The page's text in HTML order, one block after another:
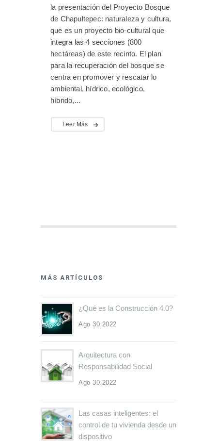
la presentación del Proyecto Bosque
de Chapultepec: naturaleza y cultura,
que es un proyecto bio-cultural que
integra las 4 secciones (800
hectáreas) de este recinto. El plan
para la recuperación del bosque se
centra en promover y rescatar lo
ambiental, hídrico, ecológico,
híbrido,...
Leer Más
MÁS ARTÍCULOS
¿Qué es la Construcción 4.0?
Ago 30 2022
Arquitectura con
Responsabilidad Social
Ago 30 2022
Las casas inteligentes: el
control de tu vivienda desde un
dispositivo